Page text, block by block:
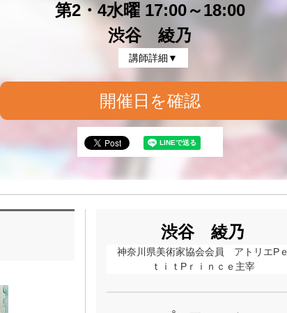
第2・4水曜 17:00～18:00
渋谷 綾乃
講師詳細▼
開催日を確認
渋谷 綾乃
神奈川県美術家協会会員　アトリエPｅ
ｔｉｔPｒｉｎｃｅ主宰